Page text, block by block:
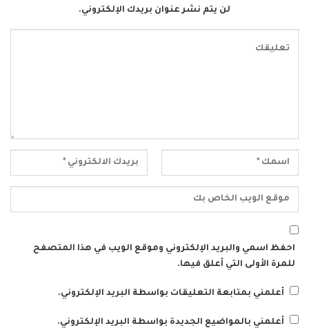
لن يتم نشر عنوان بريدك الإلكتروني.
احفظ اسمي والبريد الإلكتروني وموقع الويب في هذا المتصفح
للمرة الأولى التي أعلق فيها.
أعلمني بمتابعة التعليقات بواسطة البريد الإلكتروني.
أعلمني بالمواضيع الجديدة بواسطة البريد الإلكتروني.